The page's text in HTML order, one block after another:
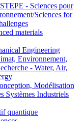
- Sciences pour
Sciences for
materials
Engineering
Environnement,
- Water, Air,
Modélisation
Systèmes Industriels
quantique